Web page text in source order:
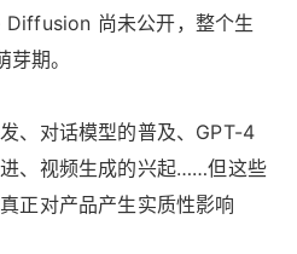
Diffusion 尚未公开，整个生
期。
、对话模型的普及、GPT-4
、视频生成的兴起……但这些
正对产品产生实质性影响